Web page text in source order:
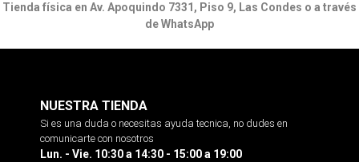
Tienda física en Av. Apoquindo 7331, Piso 9, Las Condes o a través
de WhatsApp
NUESTRA TIENDA
Si es una duda o necesitas ayuda tecnica, no dudes en
comunicarte con nosotros
Lun. - Vie. 10:30 a 14:30 - 15:00 a 19:00